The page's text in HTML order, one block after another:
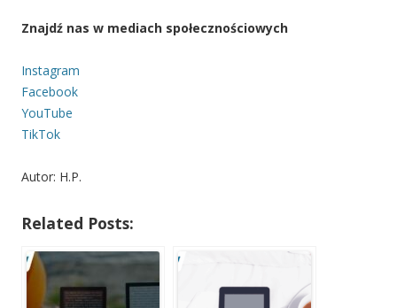
Znajdź nas w mediach społecznościowych
Instagram
Facebook
YouTube
TikTok
Autor: H.P.
Related Posts: